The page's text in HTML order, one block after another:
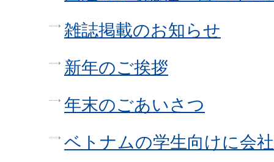
雑誌掲載のお知らせ
新年のご挨拶
年末のごあいさつ
ベトナムの学生向けに会